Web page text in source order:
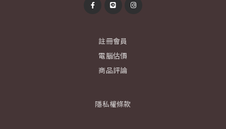
註冊會員
電腦估價
商品評論
隱私權條款